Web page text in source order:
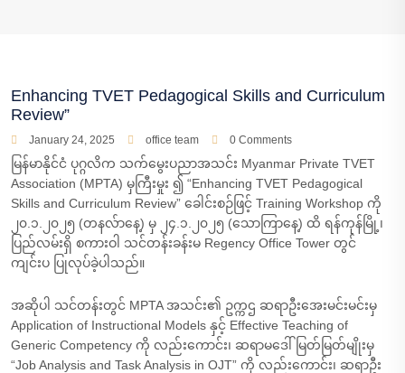
Enhancing TVET Pedagogical Skills and Curriculum
Review”
January 24, 2025 office team 0 Comments
မြန်မာနိုင်ငံ ပုဂ္ဂလိက သက်မွေးပညာအသင်း Myanmar Private TVET
Association (MPTA) မှကြီးမှုး ၍ “Enhancing TVET Pedagogical
Skills and Curriculum Review” ခေါင်းစဉ်ဖြင့် Training Workshop ကို
၂၀.၁.၂၀၂၅ (တနလ်ာနေ့) မှ ၂၄.၁.၂၀၂၅ (သောကြာနေ့) ထိ ရန်ကုန်မြို့၊
ပြည်လမ်းရှိ စကားဝါ သင်တန်းခန်းမ Regency Office Tower တွင်
ကျင်းပ ပြုလုပ်ခဲ့ပါသည်။
အဆိုပါ သင်တန်းတွင် MPTA အသင်း၏ ဥက္ကဌ ဆရာဦးအေးမင်းမင်းမှ
Application of Instructional Models နှင့် Effective Teaching of
Generic Competency ကို လည်းကောင်း၊ ဆရာမဒေါ်မြတ်မြတ်မျိုးမှ
“Job Analysis and Task Analysis in OJT” ကို လည်းကောင်း၊ ဆရာဦး